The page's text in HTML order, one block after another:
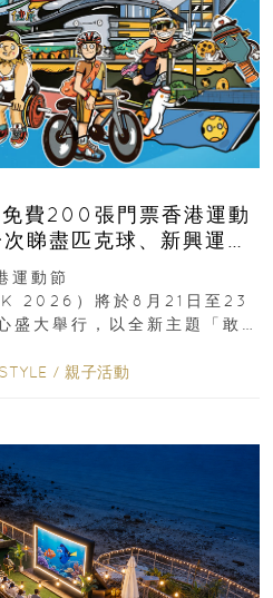
費200張門票香港運動
睇盡匹克球、新興運
品牌展覽
運動節
2026）將於8月21日至23
盛大舉行，以全新主題「敢
/ 親子活動